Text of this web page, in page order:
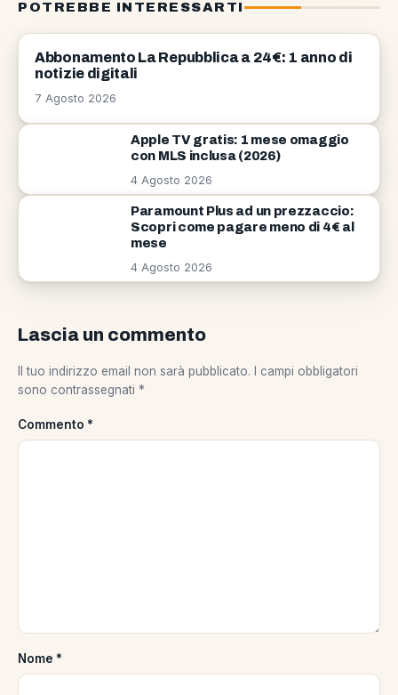
POTREBBE INTERESSARTI
NEWS
Abbonamento La Repubblica a 24€: 1 anno di
notizie digitali
7 Agosto 2026
Apple TV gratis: 1 mese omaggio
con MLS inclusa (2026)
4 Agosto 2026
Paramount Plus ad un prezzaccio:
Scopri come pagare meno di 4€ al
mese
4 Agosto 2026
Lascia un commento
Il tuo indirizzo email non sarà pubblicato.
I campi obbligatori
sono contrassegnati *
Commento *
Nome *